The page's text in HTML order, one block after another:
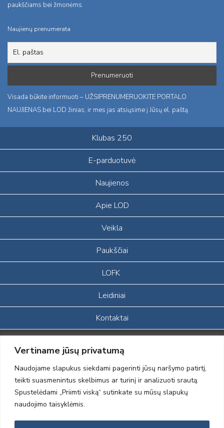
Vertiname jūsų privatumą
Naudojame slapukus siekdami pagerinti jūsų naršymo patirtį,
teikti suasmenintus skelbimus ar turinį ir analizuoti srautą.
Spustelėdami „Priimti viską“ sutinkate su mūsų slapukų
naudojimo taisyklėmis.
paukščiams bei žmonėms.
Naujienų prenumerata
Visada būkite informuoti – UŽSIPRENUMERUOKITE PORTALO
NAUJIENAS bei LOD žinias, ir mes jas atsiųsime į Jūsų el. paštą.
Klubas 250
E-parduotuvė
Naujienos
Apie LOD
Veikla
Paukščiai
LOFK
Leidiniai
Kontaktai
Portalas sukurtas įgyvendinant Lietuvos Respublikos, Europos
ekonominės erdvės ir Norvegijos finansinių mechanizmų iš dalies
finansuojamą paprojektį
„LOD visuomeninės /gamtosauginės veiklos sustiprinimas ir įvaizdžio
formavimas įtraukiant visuomenę į aplinkosauginių tyrimų veiklą“
(paprojekčio
įgyvendinimo sutarties numeris 2004-LT0008-NVO-1EEE/NOR-02-